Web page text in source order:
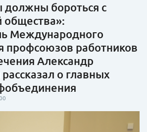
бороться с
общества»:
Международного
профсоюзов работников
Александр
о главных